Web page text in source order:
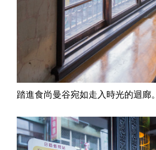
踏進食尚曼谷宛如走入時光的迴廊。